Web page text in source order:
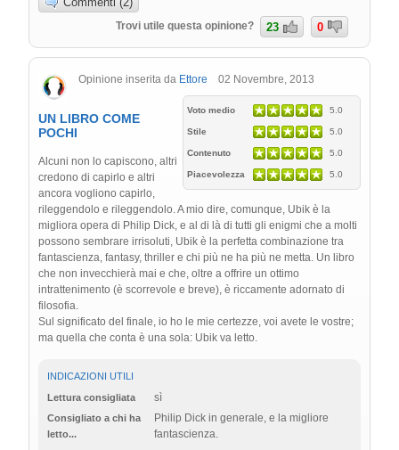
Trovi utile questa opinione? 23 0
Opinione inserita da Ettore 02 Novembre, 2013
Voto medio 5.0
Stile 5.0
Contenuto 5.0
Piacevolezza 5.0
UN LIBRO COME
POCHI
Alcuni non lo capiscono, altri
credono di capirlo e altri
ancora vogliono capirlo,
rileggendolo e rileggendolo. A mio dire, comunque, Ubik è la
migliora opera di Philip Dick, e al di là di tutti gli enigmi che a molti
possono sembrare irrisoluti, Ubik è la perfetta combinazione tra
fantascienza, fantasy, thriller e chi più ne ha più ne metta. Un libro
che non invecchierà mai e che, oltre a offrire un ottimo
intrattenimento (è scorrevole e breve), è riccamente adornato di
filosofia.
Sul significato del finale, io ho le mie certezze, voi avete le vostre;
ma quella che conta è una sola: Ubik va letto.
INDICAZIONI UTILI
Lettura consigliata
sì
Consigliato a chi ha
letto...
Philip Dick in generale, e la migliore
fantascienza.